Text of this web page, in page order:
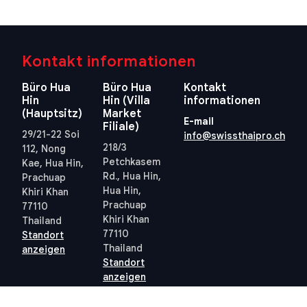
Kontakt informationen
Büro Hua
Hin
(Hauptsitz)
29/21-22 Soi
112, Nong
Kae, Hua Hin,
Prachuap
Khiri Khan
77110
Thailand
Standort
anzeigen
Büro Hua
Hin (Villa
Market
Filiale)
218/3
Petchkasem
Rd., Hua Hin,
Hua Hin,
Prachuap
Khiri Khan
77110
Thailand
Standort
anzeigen
Kontakt
informationen
E-mail
info@swissthaipro.ch